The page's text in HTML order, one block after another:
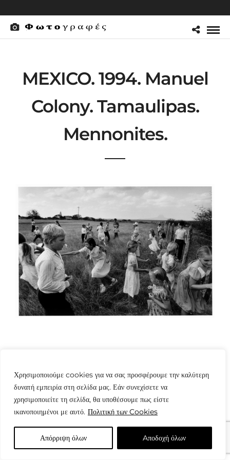
Χρησιμοποιούμε cookies για να σας προσφέρουμε την καλύτερη
δυνατή εμπειρία στη σελίδα μας. Εάν συνεχίσετε να
χρησιμοποιείτε τη σελίδα, θα υποθέσουμε πως είστε
ικανοποιημένοι με αυτό. Πολιτική των Cookies
Απόρριψη όλων Aποδοχή όλων
MEXICO. 1994. Manuel
Colony. Tamaulipas.
Mennonites.
© Copyright: www.fotografes.gr - Δαμιανός Μωραΐτης